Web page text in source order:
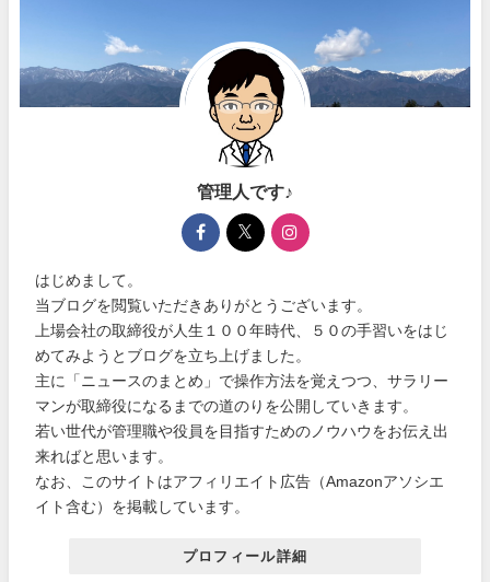
管理人です♪
はじめまして。
当ブログを閲覧いただきありがとうございます。
上場会社の取締役が人生１００年時代、５０の手習いをはじ
めてみようとブログを立ち上げました。
主に「ニュースのまとめ」で操作方法を覚えつつ、サラリー
マンが取締役になるまでの道のりを公開していきます。
若い世代が管理職や役員を目指すためのノウハウをお伝え出
来ればと思います。
なお、このサイトはアフィリエイト広告（Amazonアソシエ
イト含む）を掲載しています。
プロフィール詳細